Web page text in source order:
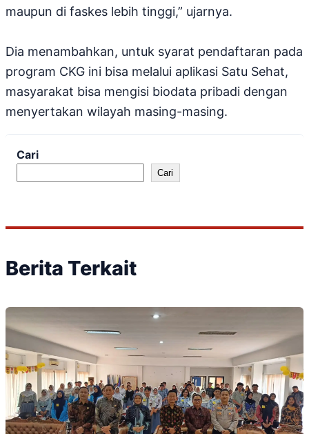
maupun di faskes lebih tinggi,” ujarnya.
Dia menambahkan, untuk syarat pendaftaran pada
program CKG ini bisa melalui aplikasi Satu Sehat,
masyarakat bisa mengisi biodata pribadi dengan
menyertakan wilayah masing-masing.
Cari
Cari
Berita Terkait